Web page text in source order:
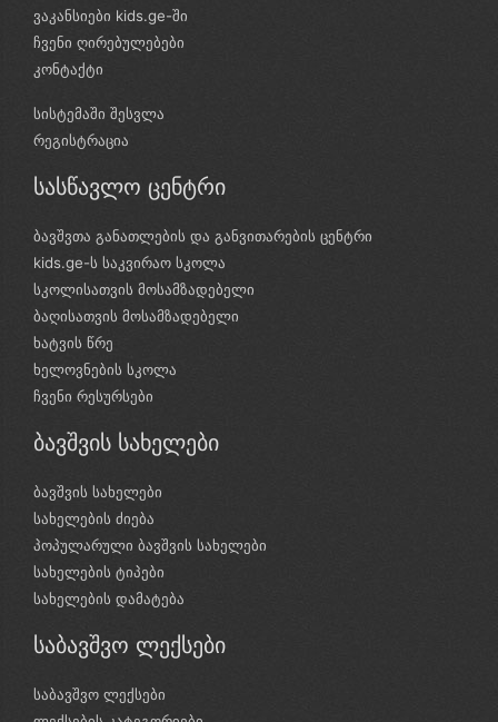
ვაკანსიები kids.ge-ში
ჩვენი ღირებულებები
კონტაქტი
სისტემაში შესვლა
რეგისტრაცია
სასწავლო ცენტრი
ბავშვთა განათლების და განვითარების ცენტრი
kids.ge-ს საკვირაო სკოლა
სკოლისათვის მოსამზადებელი
ბაღისათვის მოსამზადებელი
ხატვის წრე
ხელოვნების სკოლა
ჩვენი რესურსები
ბავშვის სახელები
ბავშვის სახელები
სახელების ძიება
პოპულარული ბავშვის სახელები
სახელების ტიპები
სახელების დამატება
საბავშვო ლექსები
საბავშვო ლექსები